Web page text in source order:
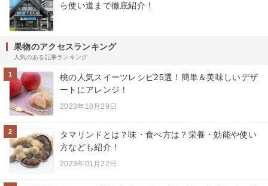
ら使い道まで徹底紹介！
果物のアクセスランキング
人気のある記事ランキング
1
桃の人気スイーツレシピ25選！簡単＆美味しいデザ
ートにアレンジ！
2023年10月29日
2
タマリンドとは？味・食べ方は？栄養・効能や使い
方なども紹介！
2023年01月22日